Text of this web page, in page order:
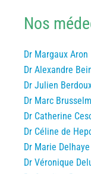
Nos
Dr Margaux Aron
Dr Alexandre
Dr Julien
Dr Marc
Dr Catherine
Dr Céline de
Dr Marie Delhaye
Dr Véronique